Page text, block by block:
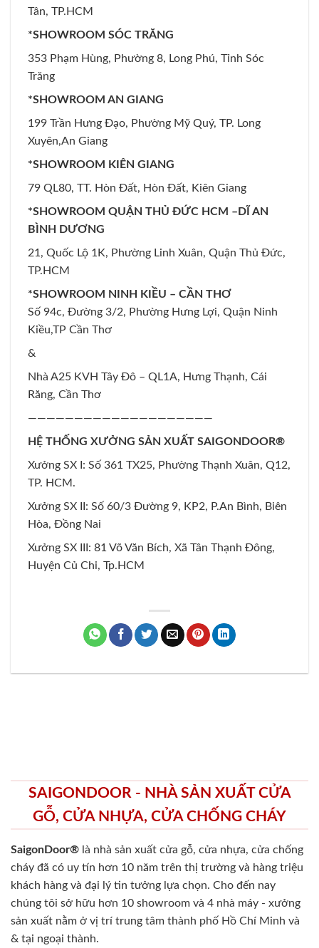
Tân, TP.HCM
*SHOWROOM SÓC TRĂNG
353 Phạm Hùng, Phường 8, Long Phú, Tỉnh Sóc
Trăng
*SHOWROOM AN GIANG
199 Trần Hưng Đạo, Phường Mỹ Quý, TP. Long
Xuyên,An Giang
*SHOWROOM KIÊN GIANG
79 QL80, TT. Hòn Đất, Hòn Đất, Kiên Giang
*SHOWROOM QUẬN THỦ ĐỨC HCM –DĨ AN
BÌNH DƯƠNG
21, Quốc Lộ 1K, Phường Linh Xuân, Quận Thủ Đức,
TP.HCM
*SHOWROOM NINH KIỀU – CẦN THƠ
Số 94c, Đường 3/2, Phường Hưng Lợi, Quận Ninh
Kiều,TP Cần Thơ
&
Nhà A25 KVH Tây Đô – QL1A, Hưng Thạnh, Cái
Răng, Cần Thơ
————————————————————
HỆ THỐNG XƯỞNG SẢN XUẤT SAIGONDOOR®
Xưởng SX I: Số 361 TX25, Phường Thạnh Xuân, Q12,
TP. HCM.
Xưởng SX II: Số 60/3 Đường 9, KP2, P.An Bình, Biên
Hòa, Đồng Nai
Xưởng SX III: 81 Võ Văn Bích, Xã Tân Thạnh Đông,
Huyện Củ Chi, Tp.HCM
SAIGONDOOR - NHÀ SẢN XUẤT CỬA
GỖ, CỬA NHỰA, CỬA CHỐNG CHÁY
SaigonDoor® là nhà sản xuất cửa gỗ, cửa nhựa, cửa chống
cháy đã có uy tín hơn 10 năm trên thị trường và hàng triệu
khách hàng và đại lý tin tưởng lựa chọn. Cho đến nay
chúng tôi sở hữu hơn 10 showroom và 4 nhà máy - xưởng
sản xuất nằm ở vị trí trung tâm thành phố Hồ Chí Minh và
& tại ngoại thành.